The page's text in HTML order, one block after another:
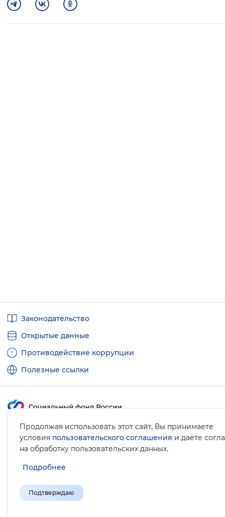
Продолжая использовать этот сайт, Вы принимаете
условия пользовательского соглашения и даёте
на обработку пользовательских данных.
Подробнее
Подтверждаю
ссылкиЗаконодательство
Открытые данные
Противодействие коррупции
Полезные ссылки
Карта сайта
© Социальный фонд России, 2008-2026